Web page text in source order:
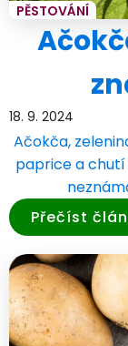
PĚSTOVÁNÍ
18. 9. 2024
Ačokča,
paprice a chutí
Přečíst